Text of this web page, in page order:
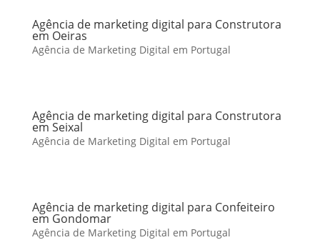
Agência de marketing digital para Construtora
em Oeiras
Agência de Marketing Digital em Portugal
Agência de marketing digital para Construtora
em Seixal
Agência de Marketing Digital em Portugal
Agência de marketing digital para Confeiteiro
em Gondomar
Agência de Marketing Digital em Portugal